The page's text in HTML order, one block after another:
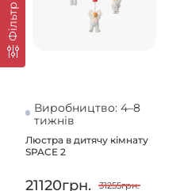
Фільтр
Виробництво: 4–8
тижнів
Люстра в дитячу кімнату
SPACE 2
21120грн. 31255грн.